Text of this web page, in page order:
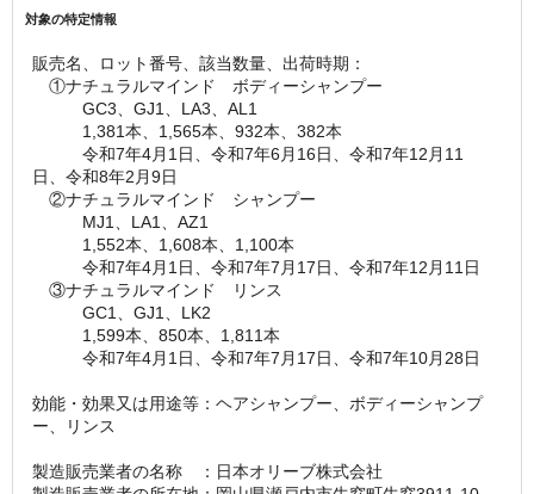
対象の特定情報
販売名、ロット番号、該当数量、出荷時期：
①ナチュラルマインド　ボディーシャンプー
GC3、GJ1、LA3、AL1
1,381本、1,565本、932本、382本
令和7年4月1日、令和7年6月16日、令和7年12月11
日、令和8年2月9日
②ナチュラルマインド　シャンプー
MJ1、LA1、AZ1
1,552本、1,608本、1,100本
令和7年4月1日、令和7年7月17日、令和7年12月11日
③ナチュラルマインド　リンス
GC1、GJ1、LK2
1,599本、850本、1,811本
令和7年4月1日、令和7年7月17日、令和7年10月28日
効能・効果又は用途等：ヘアシャンプー、ボディーシャンプ
ー、リンス
製造販売業者の名称　：日本オリーブ株式会社